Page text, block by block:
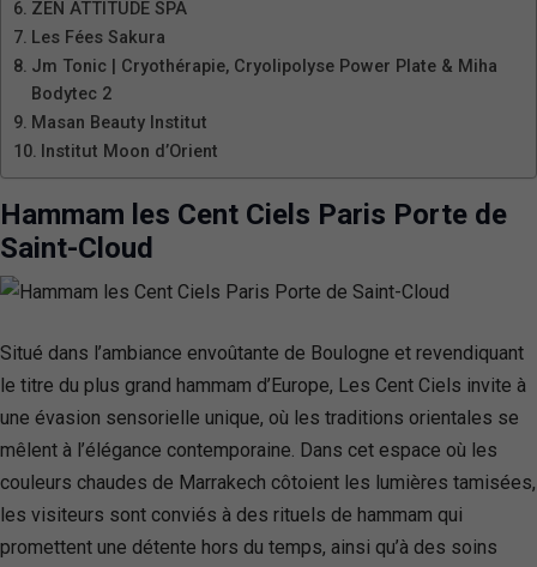
ZEN ATTITUDE SPA
Les Fées Sakura
Jm Tonic | Cryothérapie, Cryolipolyse Power Plate & Miha
Bodytec 2
Masan Beauty Institut
Institut Moon d’Orient
Hammam les Cent Ciels Paris Porte de
Saint-Cloud
Situé dans l’ambiance envoûtante de Boulogne et revendiquant
le titre du plus grand hammam d’Europe, Les Cent Ciels invite à
une évasion sensorielle unique, où les traditions orientales se
mêlent à l’élégance contemporaine. Dans cet espace où les
couleurs chaudes de Marrakech côtoient les lumières tamisées,
les visiteurs sont conviés à des rituels de hammam qui
promettent une détente hors du temps, ainsi qu’à des soins